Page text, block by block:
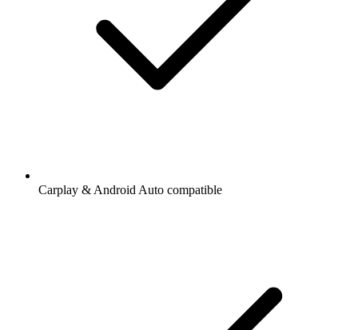
Carplay & Android Auto compatible